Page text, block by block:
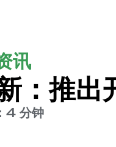
讯
推出
4 分钟